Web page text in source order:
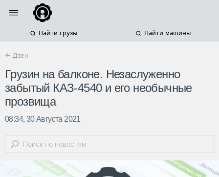
Найти грузы Найти машины
← Дзен
Грузин на балконе. Незаслуженно
забытый КАЗ-4540 и его необычные
прозвища
08:34, 30 Августа 2021